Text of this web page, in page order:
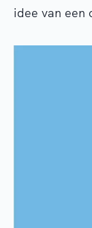
idee van een